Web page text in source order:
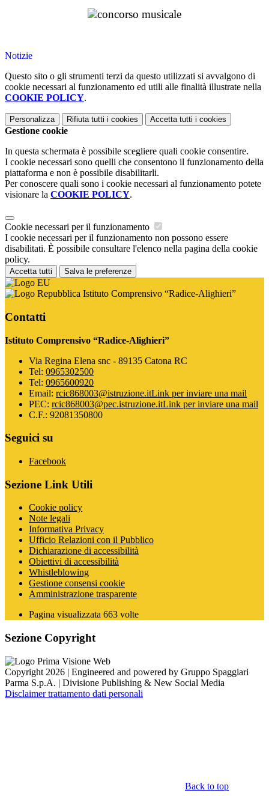
Notizie
Questo sito o gli strumenti terzi da questo utilizzati si avvalgono di
cookie necessari al funzionamento ed utili alle finalità illustrate nella
COOKIE POLICY.
Personalizza Rifiuta tutti i cookies Accetta tutti i cookies
Gestione cookie
In questa schermata è possibile scegliere quali cookie consentire.
I cookie necessari sono quelli che consentono il funzionamento della
piattaforma e non è possibile disabilitarli.
Per conoscere quali sono i cookie necessari al funzionamento potete
visionare la COOKIE POLICY.
Cookie necessari per il funzionamento
I cookie necessari per il funzionamento non possono essere
disabilitati. È possibile consultare l'elenco nella pagina della cookie
policy.
Accetta tutti Salva le preferenze
Istituto Comprensivo “Radice-Alighieri”
Contatti
Istituto Comprensivo “Radice-Alighieri”
Via Regina Elena snc - 89135 Catona RC
Tel: 0965302500
Tel: 0965600920
Email: rcic868003@istruzione.itLink per inviare una mail
PEC: rcic868003@pec.istruzione.itLink per inviare una mail
C.F.: 92081350800
Seguici su
Facebook
Sezione Link Utili
Cookie policy
Note legali
Informativa Privacy
Ufficio Relazioni con il Pubblico
Dichiarazione di accessibilità
Obiettivi di accessibilità
Whistleblowing
Gestione consensi cookie
Amministrazione trasparente
Pagina visualizzata 663 volte
Sezione Copyright
Copyright 2026 | Engineered and powered by Gruppo Spaggiari
Parma S.p.A. | Divisione Publishing & New Social Media
Disclaimer trattamento dati personali
Back to top